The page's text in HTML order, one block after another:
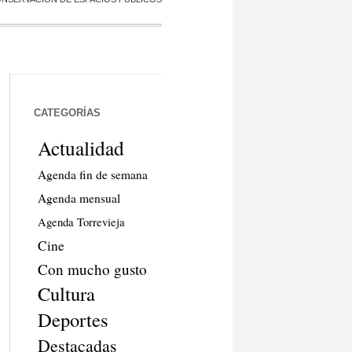
CATEGORÍAS
Actualidad
Agenda fin de semana
Agenda mensual
Agenda Torrevieja
Cine
Con mucho gusto
Cultura
Deportes
Destacadas